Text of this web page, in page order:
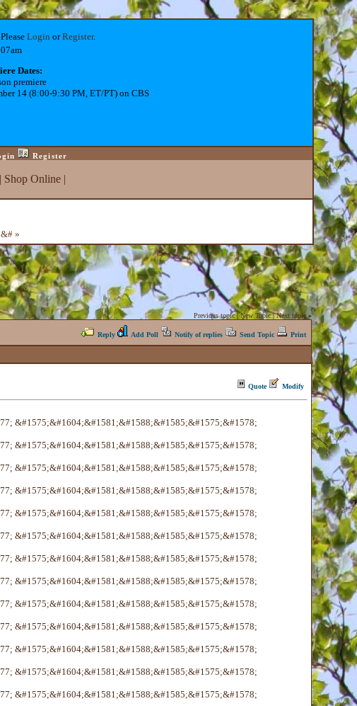
LoginorRegister.
Dates:
premiere
14 (8:00-9:30 PM, ET/PT) on CBS
Register
Shop Online|
»
Previous topic|New Topic|Next topic»
Reply Add Poll Notify of replies Send Topic Print
Quote Modify
&#1575;&#1604;&#1581;&#1588;&#1585;&#1575;&#1578;
&#1575;&#1604;&#1581;&#1588;&#1585;&#1575;&#1578;
&#1575;&#1604;&#1581;&#1588;&#1585;&#1575;&#1578;
&#1575;&#1604;&#1581;&#1588;&#1585;&#1575;&#1578;
&#1575;&#1604;&#1581;&#1588;&#1585;&#1575;&#1578;
&#1575;&#1604;&#1581;&#1588;&#1585;&#1575;&#1578;
&#1575;&#1604;&#1581;&#1588;&#1585;&#1575;&#1578;
&#1575;&#1604;&#1581;&#1588;&#1585;&#1575;&#1578;
&#1575;&#1604;&#1581;&#1588;&#1585;&#1575;&#1578;
&#1575;&#1604;&#1581;&#1588;&#1585;&#1575;&#1578;
&#1575;&#1604;&#1581;&#1588;&#1585;&#1575;&#1578;
&#1575;&#1604;&#1581;&#1588;&#1585;&#1575;&#1578;
&#1575;&#1604;&#1581;&#1588;&#1585;&#1575;&#1578;